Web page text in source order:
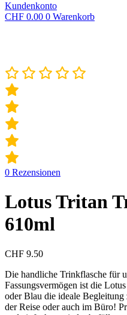
Kundenkonto
CHF 0.00 0 Warenkorb
0 Rezensionen
Lotus Tritan
610ml
CHF 9.50
Die handliche Trinkflasche für
Fassungsvermögen ist die
oder Blau die ideale
der Reise oder auch im Büro!